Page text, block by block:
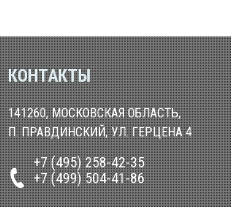
КОНТАКТЫ
141260, МОСКОВСКАЯ ОБЛАСТЬ,
П. ПРАВДИНСКИЙ, УЛ. ГЕРЦЕНА 4
+7 (495) 258-42-35
+7 (499) 504-41-86